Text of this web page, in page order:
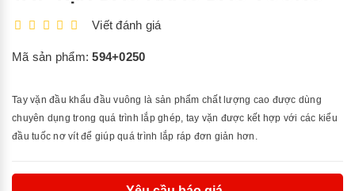
Viết đánh giá
Mã sản phẩm:594+0250
Tay vặn đầu khẩu đầu vuông là sản phẩm chất lượng cao được dùng
chuyên dụng trong quá trình lắp ghép, tay vặn được kết hợp với các kiểu
đầu tuốc nơ vít để giúp quá trình lắp ráp đơn giản hơn.